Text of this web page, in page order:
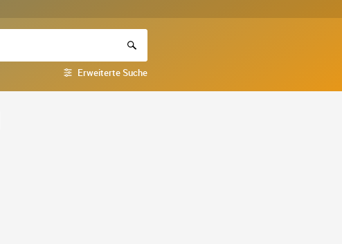
Erweiterte Suche